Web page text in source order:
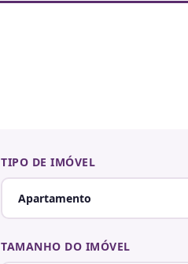
TIPO DE IMÓVEL
TAMANHO DO IMÓVEL